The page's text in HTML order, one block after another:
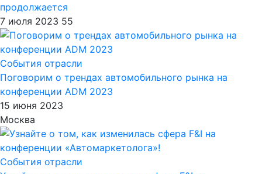
продолжается
7 июля 2023 55
События отрасли
Поговорим о трендах автомобильного рынка на
конференции ADM 2023
15 июня 2023
Москва
События отрасли